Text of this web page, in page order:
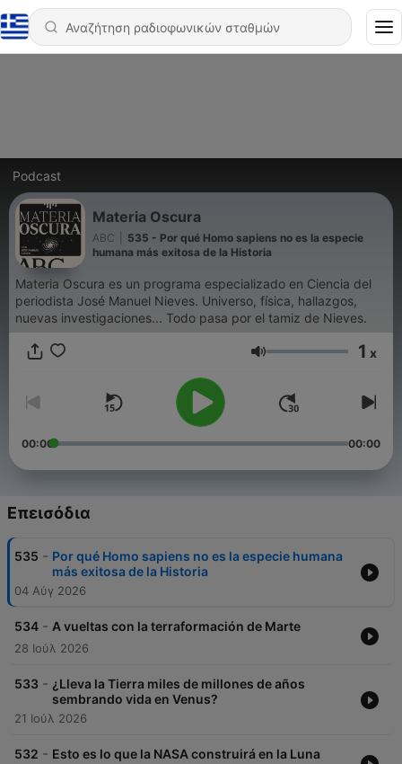
Podcast
Materia Oscura
ABC
535 - Por qué Homo sapiens no es la especie
humana más exitosa de la Historia
Materia Oscura es un programa especializado en Ciencia del
periodista José Manuel Nieves. Universo, física, hallazgos,
nuevas investigaciones... Todo pasa por el tamiz de Nieves.
Ένταση 1 x
00:00 00:00
Επεισόδια
535 - Por qué Homo sapiens no es la especie humana
más exitosa de la Historia
04 Αύγ 2026
534 - A vueltas con la terraformación de Marte
28 Ιούλ 2026
533 - ¿Lleva la Tierra miles de millones de años
sembrando vida en Venus?
21 Ιούλ 2026
532 - Esto es lo que la NASA construirá en la Luna